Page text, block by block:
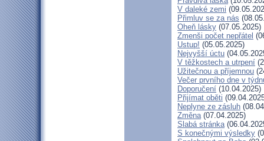
V daleké zemi
Přimluv se za nás
Oheň lásky (07.05.2025)
Zmenši počet nepřátel
Ustup! (05.05.2025)
Nejvyšší úctu
V těžkostech a utrpení
Užitečnou a příjemnou
Večer prvního dne v
Doporučení (10.04.2025)
Přijímat oběti
Neplyne ze zásluh
Změna(07.04.2025)
Slabá stránka
S konečnými výsledky